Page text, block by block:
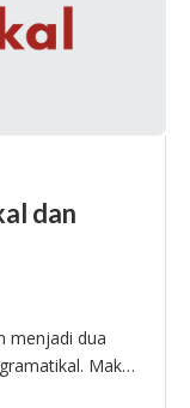
dan
menjadi dua
Makna